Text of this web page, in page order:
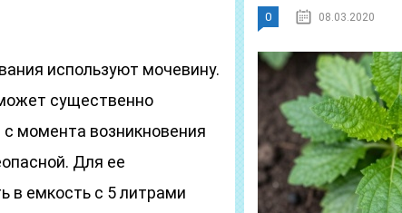
используют мочевину.
существенно
момента возникновения
Для ее
в емкость с 5 литрами
0 08.03.2020